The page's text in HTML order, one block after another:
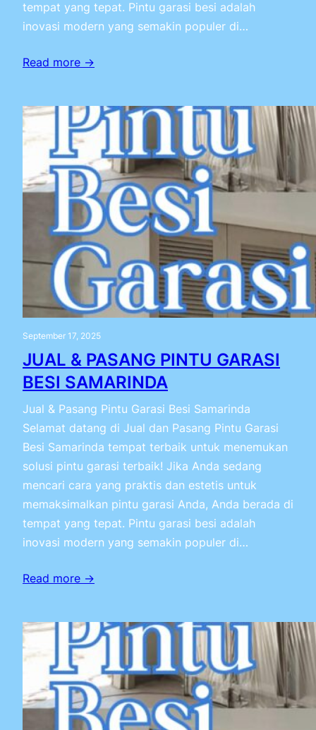
tempat yang tepat. Pintu garasi besi adalah
inovasi modern yang semakin populer di…
Read more →
September 17, 2025
JUAL & PASANG PINTU GARASI
BESI SAMARINDA
Jual & Pasang Pintu Garasi Besi Samarinda
Selamat datang di Jual dan Pasang Pintu Garasi
Besi Samarinda tempat terbaik untuk menemukan
solusi pintu garasi terbaik! Jika Anda sedang
mencari cara yang praktis dan estetis untuk
memaksimalkan pintu garasi Anda, Anda berada di
tempat yang tepat. Pintu garasi besi adalah
inovasi modern yang semakin populer di…
Read more →